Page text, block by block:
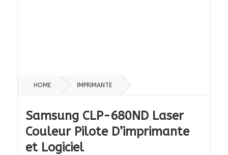
HOME IMPRIMANTE
Samsung CLP-680ND Laser
Couleur Pilote D’imprimante
et Logiciel